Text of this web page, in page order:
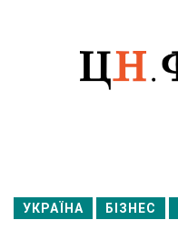
УКРАЇНА БІЗНЕС